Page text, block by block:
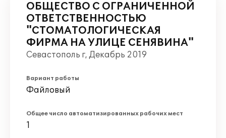
ОБЩЕСТВО С ОГРАНИЧЕННОЙ
ОТВЕТСТВЕННОСТЬЮ
"СТОМАТОЛОГИЧЕСКАЯ
ФИРМА НА УЛИЦЕ СЕНЯВИНА"
Севастополь г, Декабрь 2019
Вариант работы
Файловый
Общее число автоматизированных рабочих мест
1